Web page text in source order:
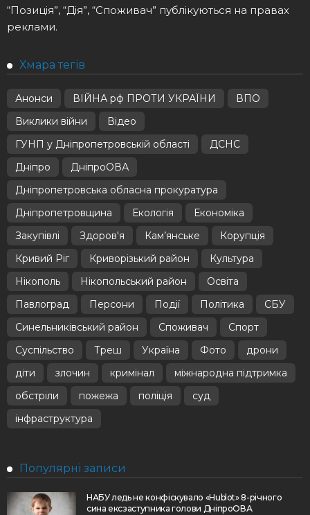
“Позиція”, “Дія”, “Споживач” публікуються на правах
реклами.
Хмара тегів
Анонси ВІЙНА рф ПРОТИ УКРАЇНИ
ВПО
Виклики війни
Відео
ГУНП у Дніпропетровській області
ДСНС
Дніпро
ДніпроОВА
Дніпропетровська обласна прокуратура
Дніпропетровщина
Екологія
Економіка
Закупівлі
Здоров'я Кам’янське
Корупція
Кривий Ріг
Криворізький район
Культура
Нікополь
Нікопольський район
Освіта
Павлоград
Персони Події Політика
СБУ
Синельниківський район
Споживач
Спорт
Суспільство
Треш Україна Фото
дрони
діти
злочин кримінал
міжнародна підтримка
обстріли
пожежа поліція
суд
інфраструктура
Популярні записи
НАБУ ледь не конфіскувало «Hublot» 8-річного
сина ексзаступника голови ДніпроОВА